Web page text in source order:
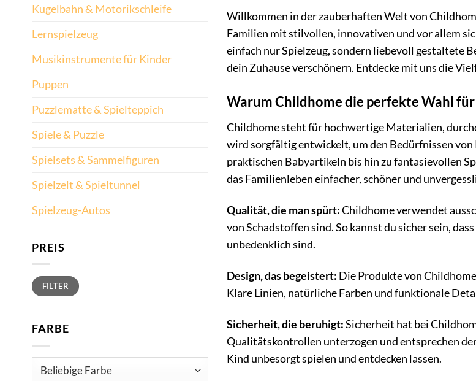
Kugelbahn & Motorikschleife
Lernspielzeug
Musikinstrumente für Kinder
Puppen
Puzzlematte & Spielteppich
Spiele & Puzzle
Spielsets & Sammelfiguren
Spielzelt & Spieltunnel
Spielzeug-Autos
PREIS
Min.
Preis
Max.
PreisFILTER
FARBE
Willkommen in der zauberhaften Welt von
Familien mit stilvollen, innovativen und vor allem
einfach nur Spielzeug, sondern liebevoll gestaltete
dein Zuhause verschönern. Entdecke mit uns die
Warum Childhome die perfekte Wahl
Childhome steht für hochwertige Materialien,
wird sorgfältig entwickelt, um den Bedürfnissen
praktischen Babyartikeln bis hin zu fantasievollen
das Familienleben einfacher, schöner und
Qualität, die man spürt:Childhome verwendet
von Schadstoffen sind. So kannst du sicher sein,
unbedenklich sind.
Design, das begeistert: Die Produkte von
Klare Linien, natürliche Farben und funktionale
Sicherheit, die beruhigt:Sicherheit hat bei
Qualitätskontrollen unterzogen und entsprechen
Kind unbesorgt spielen und entdecken lassen.